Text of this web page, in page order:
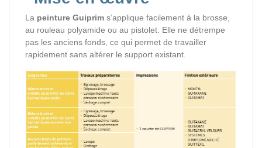
La peinture Guiprim s’applique facilement à la brosse,
au rouleau polyamide ou au pistolet. Elle ne détrempe
pas les anciens fonds, ce qui permet de travailler
rapidement sans altérer le support existant.